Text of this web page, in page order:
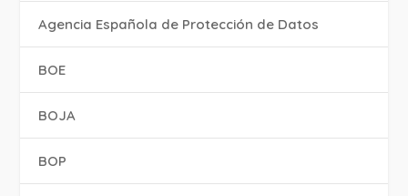
Agencia Española de Protección de Datos
BOE
BOJA
BOP